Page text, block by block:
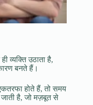
व्यक्ति उठाता है,
बनते हैं।
होते हैं, तो समय
है, जो मज़बूत से